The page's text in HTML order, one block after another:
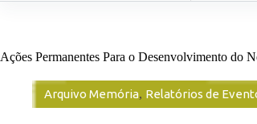
Ações Permanentes Para o Desenvolvimento do
Arquivo Memória, Relatórios de